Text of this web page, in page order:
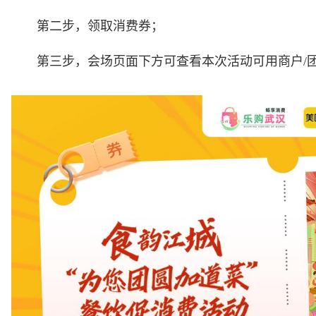
第二步，领取消费券；
第三步，会场页面下方可查看本次活动可用商户/